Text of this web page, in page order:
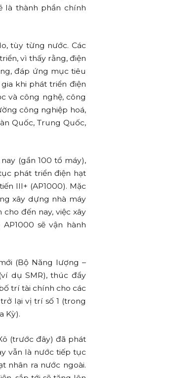
là thành phần chính
tùy từng nước. Các
vì thấy rằng, điện
đáp ứng mục tiêu
khi phát triển điện
và công nghệ, công
công nghiệp hoá,
Quốc, Trung Quốc,
(gần 100 tổ máy),
phát triển điện hạt
III+ (AP1000). Mặc
xây dựng nhà máy
đến nay, việc xây
sẽ vận hành
(Bộ Năng lượng –
dụ SMR), thúc đẩy
trí tài chính cho các
lại vị trí số 1 (trong
Kỳ).
(trước đây) đã phát
vẫn là nước tiếp tục
nhân ra nước ngoài.